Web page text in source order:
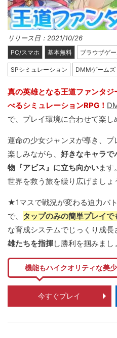
リリース日：2021/10/26
PC/スマホ 基本無料 ブラウザゲ
SPシミュレーション DMMゲームズ
真の英雄となる王道ファンタ
べるシミュレーションRPG！
で、プレイ環境に合わせて楽し
運命の少女ジャンヌが導き、
楽しみながら、 好きなキャラで
物『アビス』に立ち向かいます
世界を救う旅を繰り広げましょ
★1マスで戦況が変わる迫力バ
で、 タップのみの簡単プレイ
な育成システムでじっくり成長
雄たちを指揮し勝利を掴みまし
機能もハイクオリティな美
今すぐプレイ